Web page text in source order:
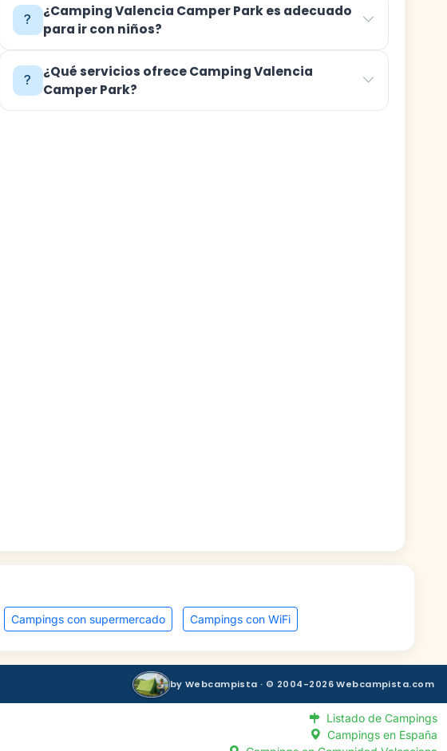
¿Camping Valencia Camper Park es adecuado
para ir con niños?
¿Qué servicios ofrece Camping Valencia
Camper Park?
Campings con supermercado Campings con WiFi
by Webcampista · © 2004-2026 Webcampista.com
Listado de Campings
Campings en España